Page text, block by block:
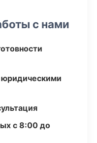
с нами
юридическими
с 8:00 до